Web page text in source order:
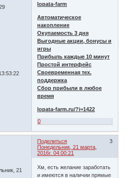
lopata-farm
Автоматическое
накопление
Окупаемость 3 дня
Выгодные акции, бонусы и
игры
Прибыль каждые 10 минут
Простой интерфейс
Своевременная тех.
поддержка
Сбор прибыли в любое
время
lopata-farm.ru/?i=1422
0
Поделиться
3
Понедельник, 21 марта,
2016г. 04:00:21
21
Хм, есть желание заработать
и имеются в наличии прямые